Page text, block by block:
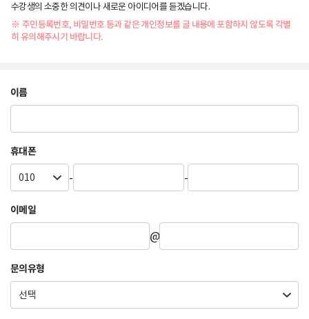
수강생의 소중한 의견이나 새로운 아이디어를 듣겠습니다.
※ 주민등록번호, 비밀번호 등과 같은 개인정보를 글 내용에 포함하지 않도록 각별
히 유의해주시기 바랍니다.
이름
휴대폰
- -
이메일
@
문의유형